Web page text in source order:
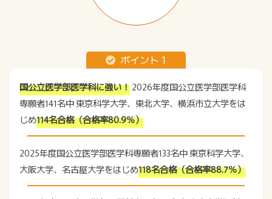
ポイント 1
国公立医学部医学科に強い！2026年度国公立医学部医学科
専願者141名中東京科学大学、東北大学、横浜市立大学をは
じめ114名合格（合格率80.9％）
2025年度国公立医学部医学科専願者133名中東京科学大学、
大阪大学、名古屋大学をはじめ118名合格（合格率88.7％）